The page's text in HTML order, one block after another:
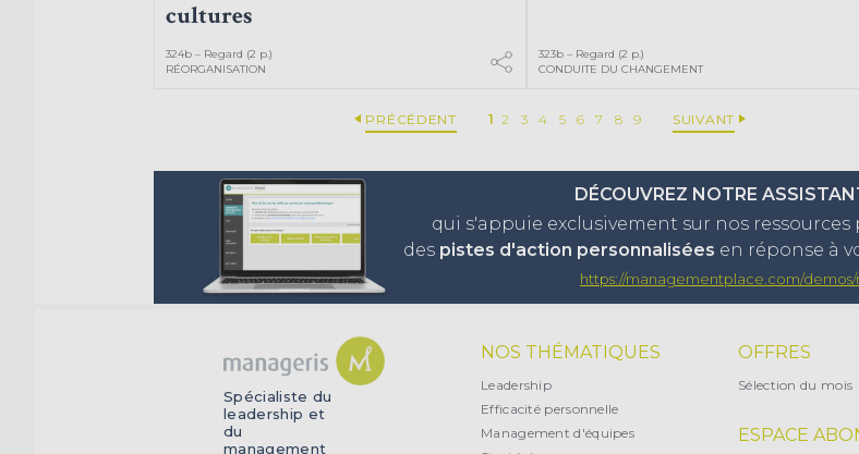
cultures
324b – Regard (2 p.)
RÉORGANISATION
323b – Regard (2 p.)
CONDUITE DU CHANGEMENT
PRÉCÉDENT 1 2 3 4 5 6 7 8 9 SUIVANT
DÉCOUVREZ NOTRE
qui s'appuie exclusivement sur nos
des pistes d'action personnalisées en réponse à
https://managementplace.com/
Spécialiste du
leadership et
du
management
NOS THÉMATIQUES
Leadership
Efficacité personnelle
Management d'équipes
OFFRES
Sélection du mois
ESPACE